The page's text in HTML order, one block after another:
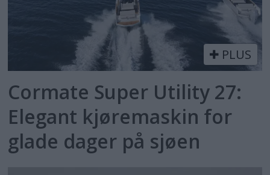
PLUS
Cormate Super Utility 27:
Elegant kjøremaskin for
glade dager på sjøen